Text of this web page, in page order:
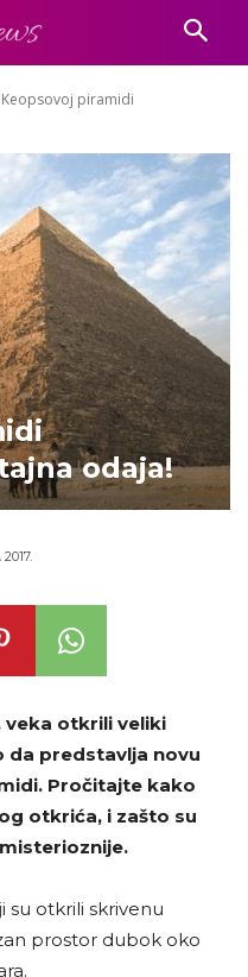
Keopsovoj piramidi
odaja!
veka otkrili veliki
predstavlja novu
Pročitajte kako
otkrića, i zašto su
su otkrili skrivenu
prostor dubok oko